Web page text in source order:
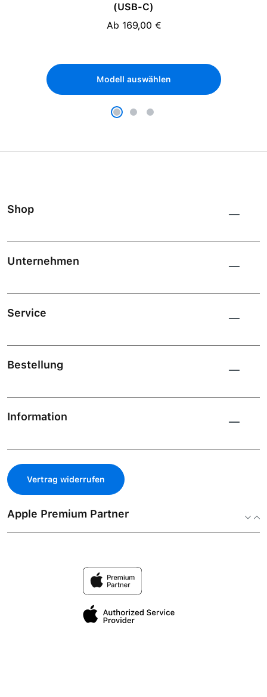
(USB-C)
Regulärer Preis:
Ab 169,00 €
Modell auswählen
Shop
Unternehmen
Service
Bestellung
Information
Vertrag widerrufen
Apple Premium Partner